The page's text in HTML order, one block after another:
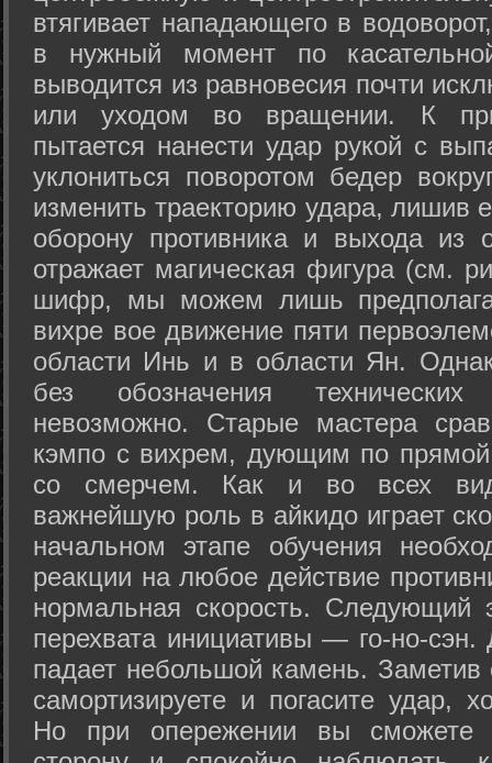
втягивает нападающего в
в нужный момент по
выводится из равновесия почти
или уходом во вращении. К
пытается нанести удар рукой с
уклониться поворотом бедер
изменить траекторию удара, лишив
оборону противника и выхода из
отражает магическая фигура (см.
шифр, мы можем лишь
вихре вое движение пяти
области Инь и в области Ян.
без обозначения
невозможно. Старые мастера
кэмпо с вихрем, дующим по
со смерчем. Как и во всех
важнейшую роль в айкидо играет
начальном этапе обучения
реакции на любое действие
нормальная скорость.
перехвата инициативы — го-но-
падает небольшой камень.
самортизируете и погасите удар,
Но при опережении вы сможете